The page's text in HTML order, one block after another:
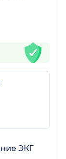
ЭКГ